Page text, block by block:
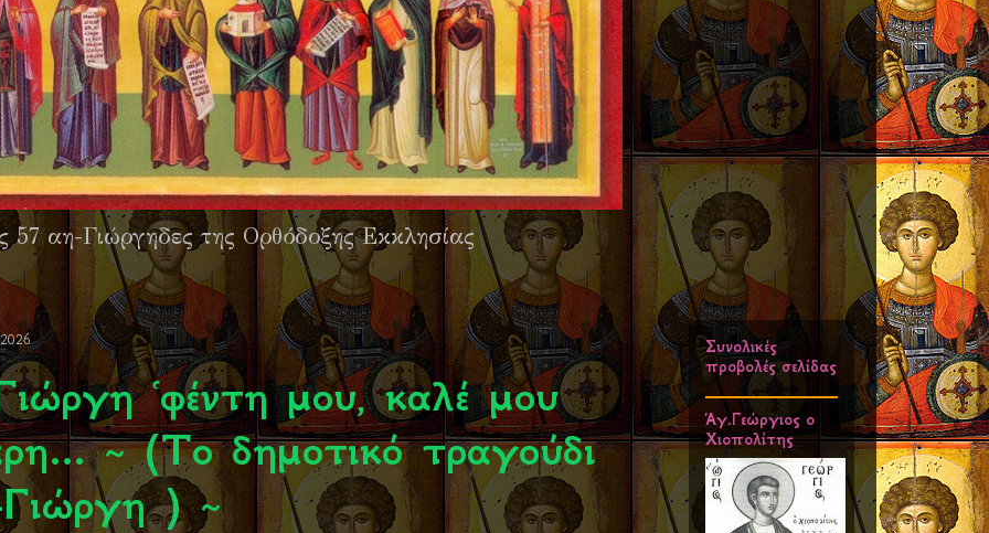
57 αη-Γιώργηδες της Ορθόδοξης Εκκλησίας
῾φέντη μου, καλέ μου
~ (To δημοτικό τραγούδι
) ~
Συνολικές
προβολές σελίδας
Άγ.Γεώργιος ο
Χιοπολίτης